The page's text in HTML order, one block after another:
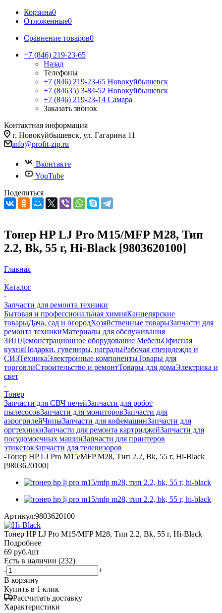
Корзина0
Отложенные0
Сравнение товаров0
+7 (846) 219-23-65
Назад
Телефоны
+7 (846) 219-23-65 Новокуйбышевск
+7 (84635) 3-84-52 Новокуйбышевск
+7 (846) 219-23-14 Самара
Заказать звонок
Контактная информация
г. Новокуйбышевск, ул. Гагарина 11
info@profit-zip.ru
Вконтакте
YouTube
Поделиться
Тонер HP LJ Pro M15/MFP M28, Тип
2.2, Bk, 55 г, Hi-Black [9803620100]
Главная
-
Каталог
-
Запчасти для ремонта техники
Бытовая и профессиональная химияКанцелярские
товарыДача, сад и огородХозяйственные товарыЗапчасти для
ремонта техникиМатериалы для обслуживания
ЗИПДемонстрационное оборудование МебельОфисная
кухняПодарки, сувениры, наградыРабочая спецодежда и
СИЗТехникаЭлектронные компонентыТовары для
торговлиСтроительство и ремонтТовары для домаЭлектрика и
свет
-
Тонер
Запчасти для СВЧ печейЗапчасти для робот
пылесосовЗапчасти для мониторовЗапчасти для
аэрогрилейЧипыЗапчасти для кофемашинЗапчасти для
оргтехникиЗапчасти для ремонта картриджейЗапчасти для
посудомоечных машинЗапчасти для принтеров
этикетокЗапчасти для телевизоров
-Тонер HP LJ Pro M15/MFP M28, Тип 2.2, Bk, 55 г, Hi-Black
[9803620100]
Артикул:9803620100
Тонер HP LJ Pro M15/MFP M28, Тип 2.2, Bk, 55 г, Hi-Black
Подробнее
69 руб./шт
Есть в наличии (232)
-
+
В корзину
Купить в 1 клик
Рассчитать доставку
Характеристики